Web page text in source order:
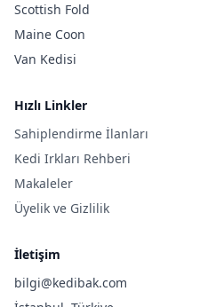
Scottish Fold
Maine Coon
Van Kedisi
Hızlı Linkler
Sahiplendirme İlanları
Kedi Irkları Rehberi
Makaleler
Üyelik ve Gizlilik
İletişim
bilgi@kedibak.com